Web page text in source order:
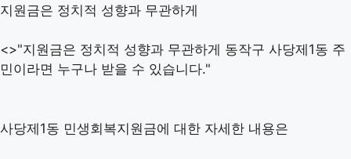
지원금은 정치적 성향과 무관하게
<>"지원금은 정치적 성향과 무관하게 동작구 사당제1동 주
민이라면 누구나 받을 수 있습니다."
사당제1동 민생회복지원금에 대한 자세한 내용은